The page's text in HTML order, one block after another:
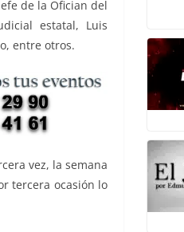
de la Ofician del
estatal, Luis
entre otros.
vez, la semana
tercera ocasión lo